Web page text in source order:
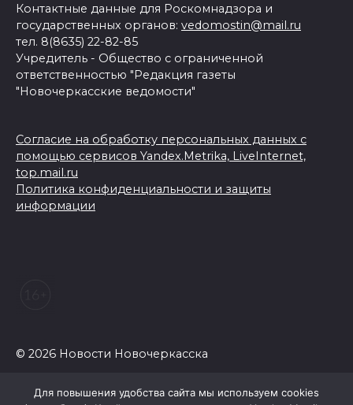
Контактные данные для Роскомнадзора и
государственных органов: vedomostin@mail.ru
тел. 8(8635) 22-82-85
Учредитель - Общество с ограниченной
ответственностью "Редакция газеты
"Новочеркасские ведомости"
Согласие на обработку персональных данных с
помощью сервисов Yandex.Metrika, LiveInternet,
top.mail.ru
Политика конфиденциальности и защиты
информации
© 2026 Новости Новочеркасска
Для повышения удобства сайта мы используем cookies